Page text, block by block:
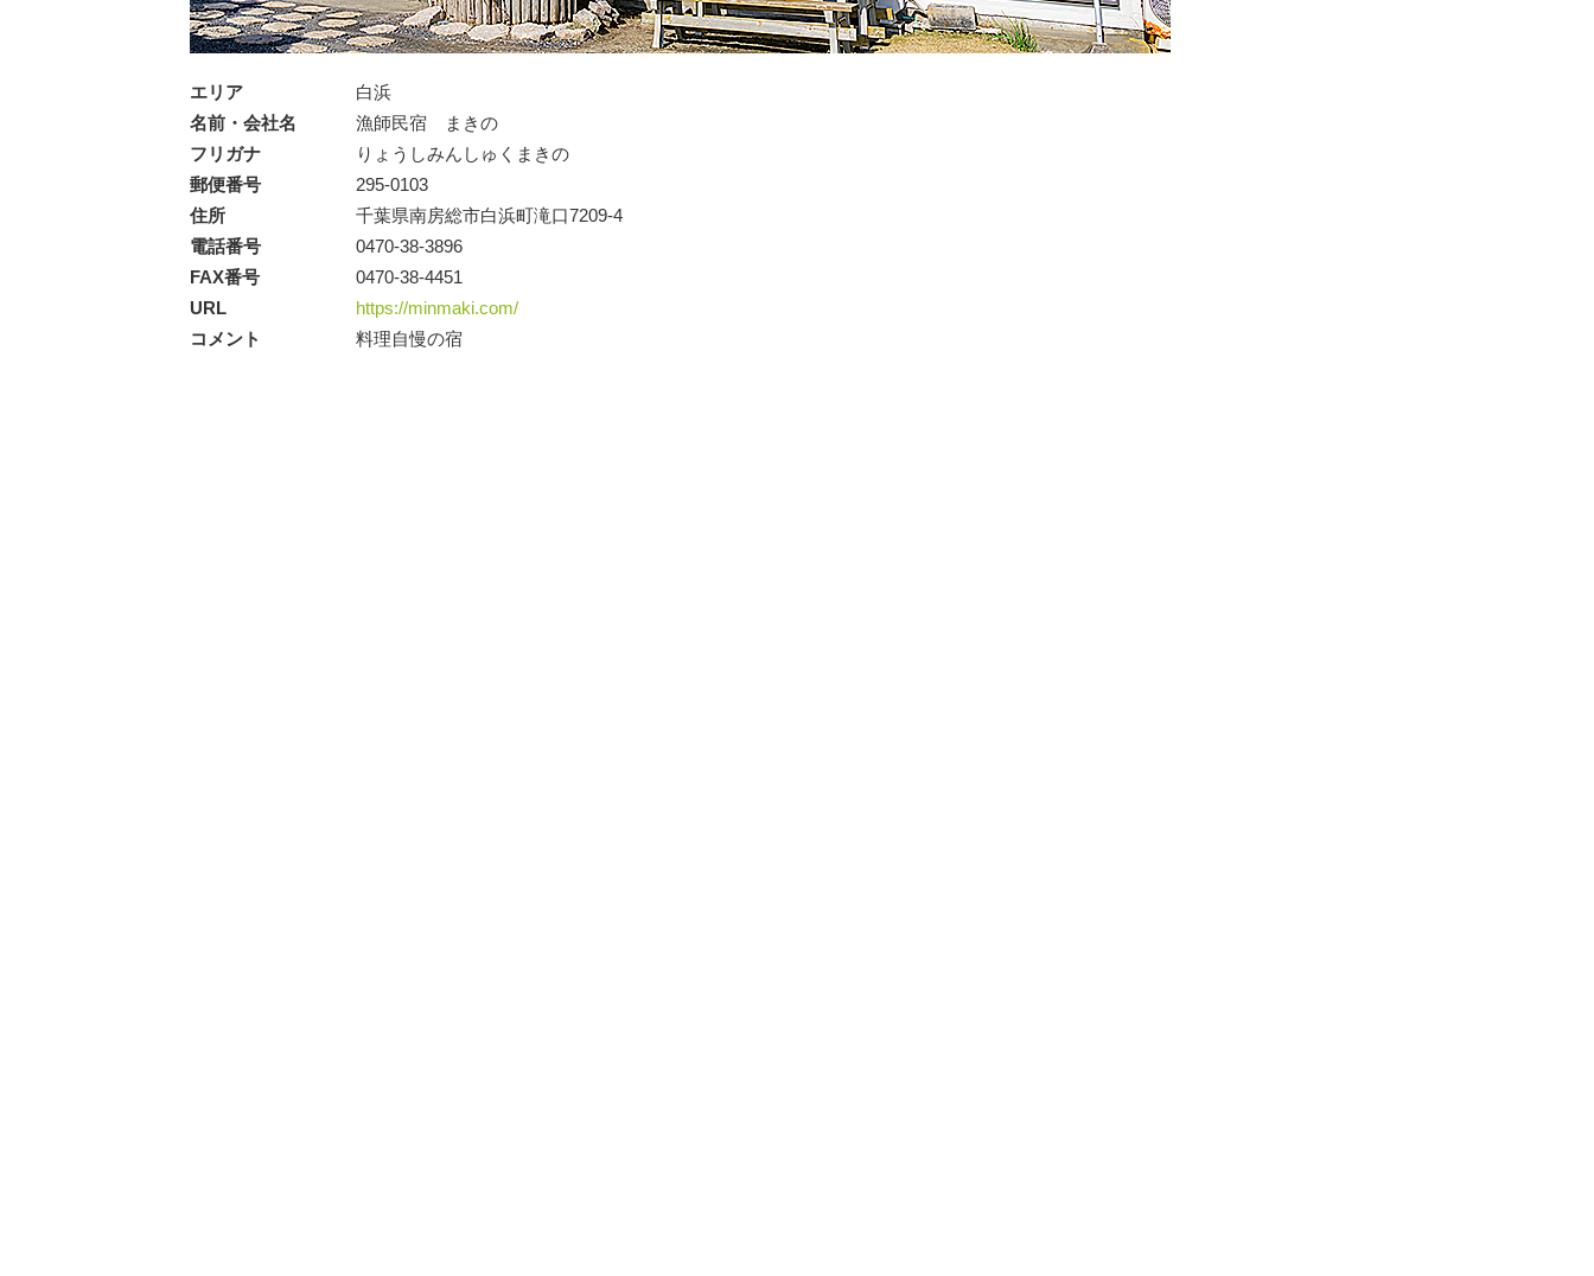
エリア
白浜
名前・会社名
漁師民宿 まきの
フリガナ
りょうしみんしゅくまきの
郵便番号
295-0103
住所
千葉県南房総市白浜町滝口7209-4
電話番号
0470-38-3896
FAX番号
0470-38-4451
URL
https://minmaki.com/
コメント
料理自慢の宿